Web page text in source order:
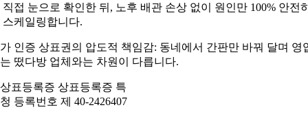
직접 눈으로 확인한 뒤, 노후 배관 손상 없이 원인만 100% 안전
스케일링합니다.
인증 상표권의 압도적 책임감: 동네에서 간판만 바꿔 달며 영
떴다방 업체와는 차원이 다릅니다.